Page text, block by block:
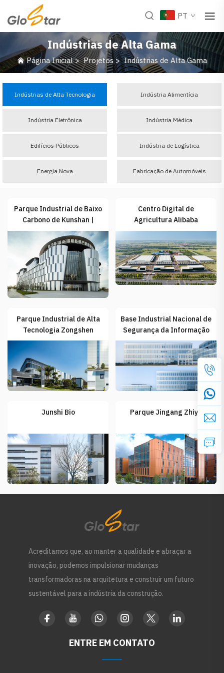
PT
Indústrias de Alta Gama
Página Inicial>Projetos>Indústrias de Alta Gama
Indústrias de Alta Tecnologia Indústria Alimentícia
Indústria Eletrônica Indústria Médica
Edifícios Públicos Indústria de Logística
Energia Nova Fabricação de Automóveis
Parque Industrial de Baixo
Carbono de Kunshan |
Sistema Integrado de
Cortina de Fachada
Metálica Isolada ELKOM
Centro Digital de
Agricultura Alibaba
(Newland): Projeto de
Revestimento Metálico de
105.000 m²
Parque Industrial de Alta
Tecnologia Zongshen
Base Industrial Nacional de
Segurança da Informação
da Rede da Tecnologia
Eletrônica da China
Junshi Bio Parque Jingang Zhiyu
Acreditamos que, ao manter a qualidade e abraçar a
inovação, podemos impulsionar mudanças
transformadoras na arquitetura e construir um futuro
sustentável para a indústria da construção.
ENTRE EM CONTATO